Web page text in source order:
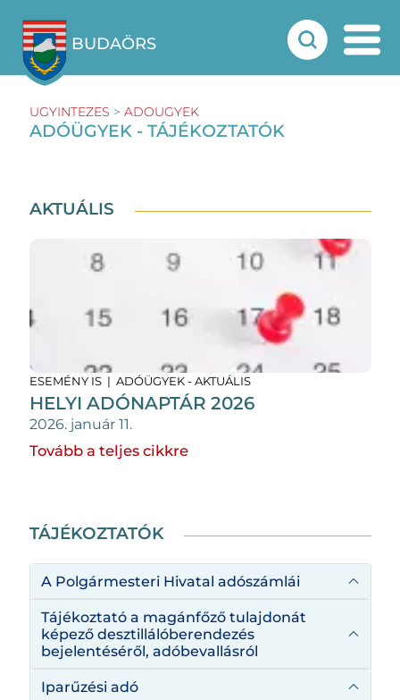
BUDAÖRS
UGYINTEZES > ADOUGYEK
ADÓÜGYEK - TÁJÉKOZTATÓK
AKTUÁLIS
ESEMÉNY IS | ADÓÜGYEK - AKTUÁLIS
HELYI ADÓNAPTÁR 2026
2026. január 11.
Tovább a teljes cikkre
TÁJÉKOZTATÓK
A Polgármesteri Hivatal adószámlái
Tájékoztató a magánfőző tulajdonát
képező desztillálóberendezés
bejelentéséről, adóbevallásról
Iparűzési adó